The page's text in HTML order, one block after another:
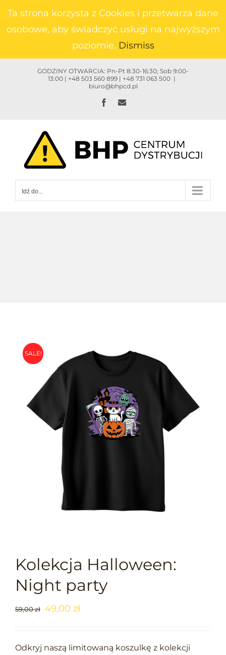
zawartości
GODZINY OTWARCIA: Pn-Pt 8:30-16:30; Sob 9:00-
13:00 | +48 503 560 899 | +48 731 063 500 |
biuro@bhpcd.pl
FacebookEmail
Idź do...
SALE!
Kolekcja Halloween:
Night party
59,00zł 49,00 zł
Odkryj naszą limitowaną koszulkę z kolekcji
Ta strona korzysta z Cookies i przetwarza dane
osobowe, aby świadczyć usługi na najwyższym
poziomie. Dismiss